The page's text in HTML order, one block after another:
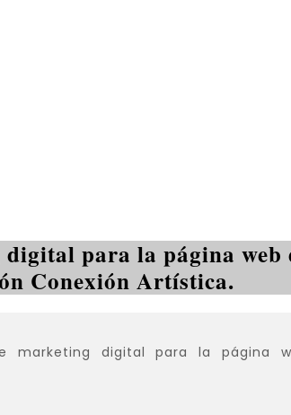
para la página web
Conexión Artística.
marketing digital para la página